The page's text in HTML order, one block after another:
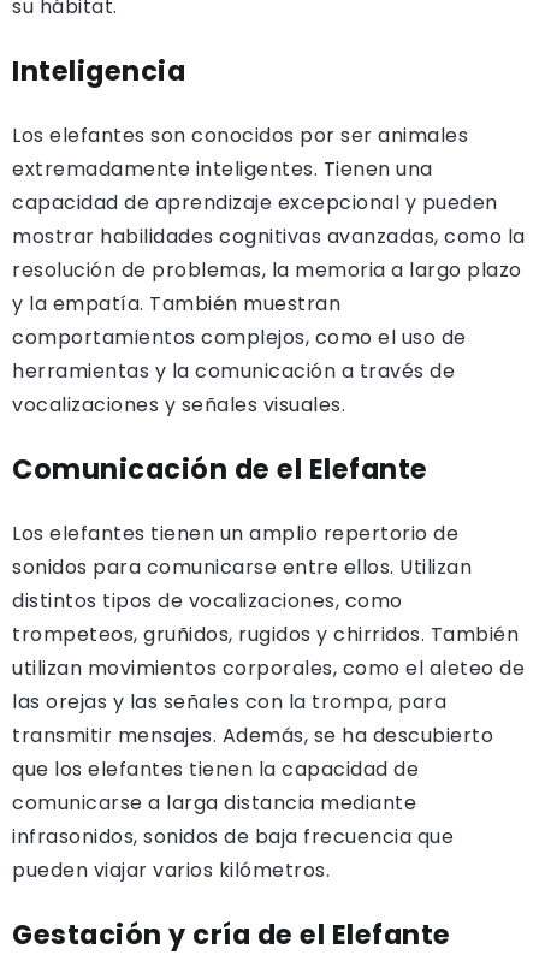
su hábitat.
Inteligencia
Los elefantes son conocidos por ser animales
extremadamente inteligentes. Tienen una
capacidad de aprendizaje excepcional y pueden
mostrar habilidades cognitivas avanzadas, como la
resolución de problemas, la memoria a largo plazo
y la empatía. También muestran
comportamientos complejos, como el uso de
herramientas y la comunicación a través de
vocalizaciones y señales visuales.
Comunicación de el Elefante
Los elefantes tienen un amplio repertorio de
sonidos para comunicarse entre ellos. Utilizan
distintos tipos de vocalizaciones, como
trompeteos, gruñidos, rugidos y chirridos. También
utilizan movimientos corporales, como el aleteo de
las orejas y las señales con la trompa, para
transmitir mensajes. Además, se ha descubierto
que los elefantes tienen la capacidad de
comunicarse a larga distancia mediante
infrasonidos, sonidos de baja frecuencia que
pueden viajar varios kilómetros.
Gestación y cría de el Elefante